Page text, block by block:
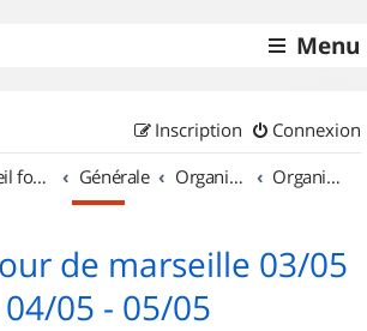
Menu
Connexion
Inscription
Accueil forum Générale Organisation de sorties & Recherche de partenaires Organisation de sorties en région Provence Alpes Côte d'Azur
de marseille 03/05
04/05 - 05/05